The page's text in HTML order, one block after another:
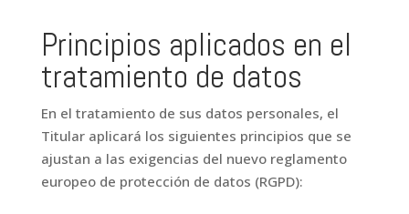
Principios aplicados en el
tratamiento de datos
En el tratamiento de sus datos personales, el
Titular aplicará los siguientes principios que se
ajustan a las exigencias del nuevo reglamento
europeo de protección de datos (RGPD):